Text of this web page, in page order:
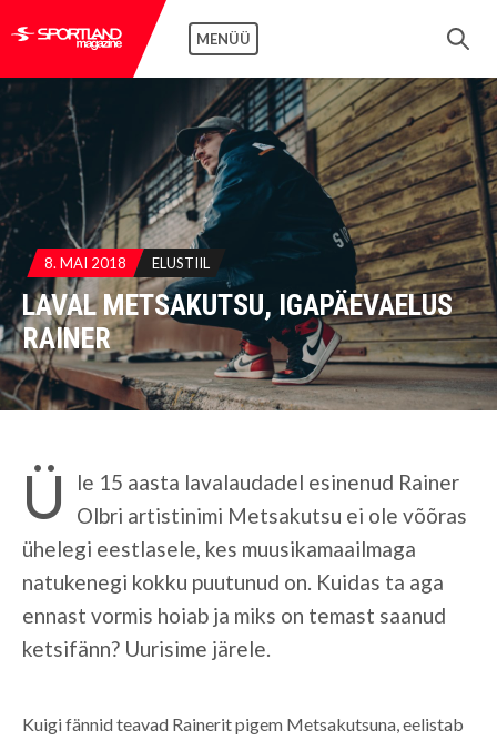
MENÜÜ
8. MAI 2018 ELUSTIIL
LAVAL METSAKUTSU, IGAPÄEVAELUS
RAINER
Ü
le 15 aasta lavalaudadel esinenud Rainer
Olbri artistinimi Metsakutsu ei ole võõras
ühelegi eestlasele, kes muusikamaailmaga
natukenegi kokku puutunud on. Kuidas ta aga
ennast vormis hoiab ja miks on temast saanud
ketsifänn? Uurisime järele.
Kuigi fännid teavad Rainerit pigem Metsakutsuna, eelistab